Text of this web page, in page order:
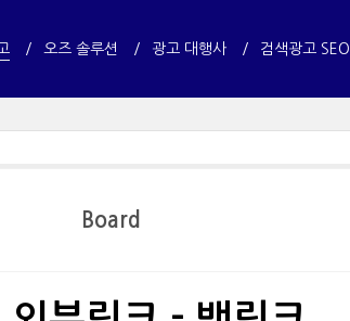
오즈 솔루션 광고 대행사 검색광고 SEO
Board